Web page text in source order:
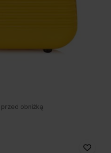
przed obniżką